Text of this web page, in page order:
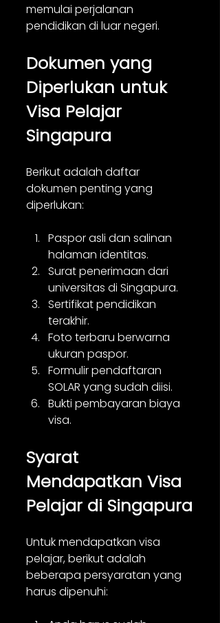
memulai perjalanan
pendidikan di luar negeri.
Dokumen yang
Diperlukan untuk
Visa Pelajar
Singapura
Berikut adalah daftar
dokumen penting yang
diperlukan:
Paspor asli dan salinan
halaman identitas.
Surat penerimaan dari
universitas di Singapura.
Sertifikat pendidikan
terakhir.
Foto terbaru berwarna
ukuran paspor.
Formulir pendaftaran
SOLAR yang sudah diisi.
Bukti pembayaran biaya
visa.
Syarat
Mendapatkan Visa
Pelajar di Singapura
Untuk mendapatkan visa
pelajar, berikut adalah
beberapa persyaratan yang
harus dipenuhi: